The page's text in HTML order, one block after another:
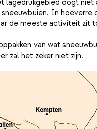
lagedrukgebied oogt
In hoeverre
de meeste activiteit zit
van wat
zal het zeker niet zijn.